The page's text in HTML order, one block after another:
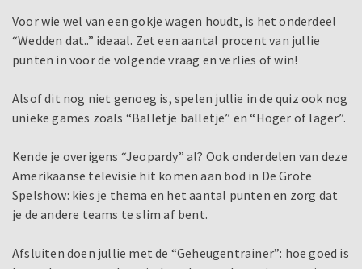
Voor wie wel van een gokje wagen houdt, is het onderdeel
“Wedden dat..” ideaal. Zet een aantal procent van jullie
punten in voor de volgende vraag en verlies of win!
Alsof dit nog niet genoeg is, spelen jullie in de quiz ook nog
unieke games zoals “Balletje balletje” en “Hoger of lager”.
Kende je overigens “Jeopardy” al? Ook onderdelen van deze
Amerikaanse televisie hit komen aan bod in De Grote
Spelshow: kies je thema en het aantal punten en zorg dat
je de andere teams te slim af bent.
Afsluiten doen jullie met de “Geheugentrainer”: hoe goed is